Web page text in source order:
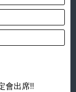
會出席!!